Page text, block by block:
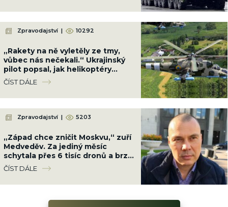
Zpravodajství | 10292
„Rakety na ně vyletěly ze tmy,
vůbec nás nečekali.“ Ukrajinský
pilot popsal, jak helikoptéry
rozmetaly ruské kolony u Kyjeva
ČÍST DÁLE
Zpravodajství | 5203
„Západ chce zničit Moskvu,“ zuří
Medveděv. Za jediný měsíc
schytala přes 6 tisíc dronů a brzy
přijdou zbraně, které nezastaví
ČÍST DÁLE